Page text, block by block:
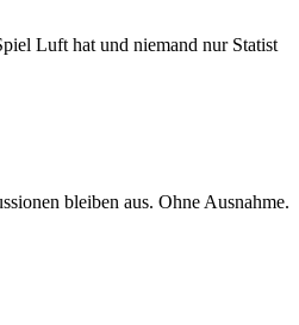
Luft hat und niemand nur Statist
bleiben aus. Ohne Ausnahme.